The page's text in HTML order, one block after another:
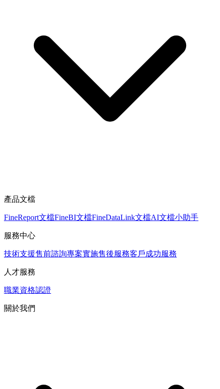
產品文檔
FineReport文檔FineBI文檔FineDataLink文檔AI文檔小助手
服務中心
技術支援售前諮詢專案實施售後服務客戶成功服務
人才服務
職業資格認證
關於我們